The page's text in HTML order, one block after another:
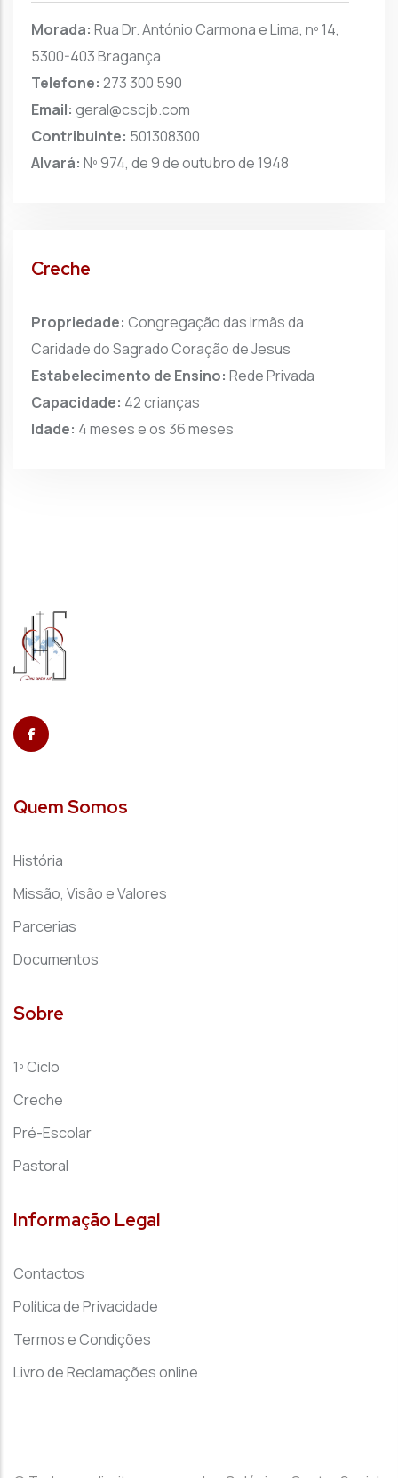
Morada: Rua Dr. António Carmona e Lima, nº 14,
5300-403 Bragança
Telefone: 273 300 590
Email: geral@cscjb.com
Contribuinte: 501308300
Alvará: Nº 974, de 9 de outubro de 1948
Creche
Propriedade: Congregação das Irmãs da
Caridade do Sagrado Coração de Jesus
Estabelecimento de Ensino: Rede Privada
Capacidade: 42 crianças
Idade: 4 meses e os 36 meses
Quem Somos
História
Missão, Visão e Valores
Parcerias
Documentos
Sobre
1º Ciclo
Creche
Pré-Escolar
Pastoral
Informação Legal
Contactos
Política de Privacidade
Termos e Condições
Livro de Reclamações online